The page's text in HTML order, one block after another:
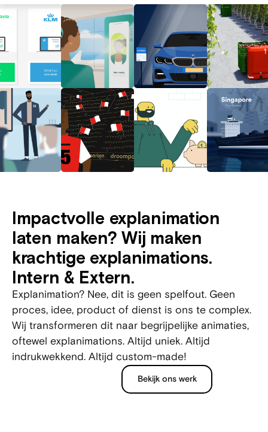
Impactvolle explanimation
laten maken? Wij maken
krachtige explanimations.
Intern & Extern.
Explanimation? Nee, dit is geen spelfout. Geen
proces, idee, product of dienst is ons te complex.
Wij transformeren dit naar begrijpelijke animaties,
oftewel explanimations. Altijd uniek. Altijd
indrukwekkend. Altijd custom-made!
Bekijk ons werk